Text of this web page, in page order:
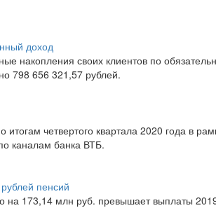
доход
накопления своих клиентов по
798 656 321,57 рублей.
четвертого квартала 2020 года в
каналам банка ВТБ.
пенсий
173,14 млн руб. превышает выплаты